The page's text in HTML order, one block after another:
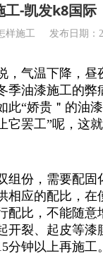
工-凯发k8国际
样施工 发布日期：
，气温下降，昼
季油漆施工的弊
此“娇贵＂的油
它罢工”呢，这
组份，需要配固
相应的配比，在
配比，不能随意
开裂、起皮等漆
分钟以上再施工。